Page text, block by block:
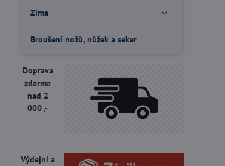
Zima
Broušení nožů, nůžek a seker
Doprava
zdarma
nad 2
000 ,-
Výdejní a